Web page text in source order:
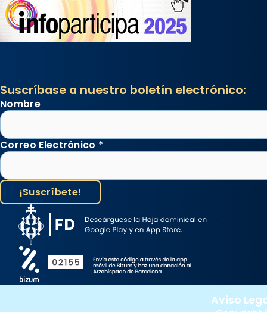
L’arquebisbe de Barcelona, el
cardenal Joan Josep Omella, ha
presidit la missa i l’ha
📸 Dr. G. Simón
View on Facebook · Share
2 weeks ago
Memòria de les santes Juliana i
Semproniana, verges i màrtirs.
Cugat, a partir de l’Edat Mitjana
sorgeix la tradició que les santes
Suscríbase a nuestro boletín electrónico:
Nombre
Correo Electrónico *
Aviso